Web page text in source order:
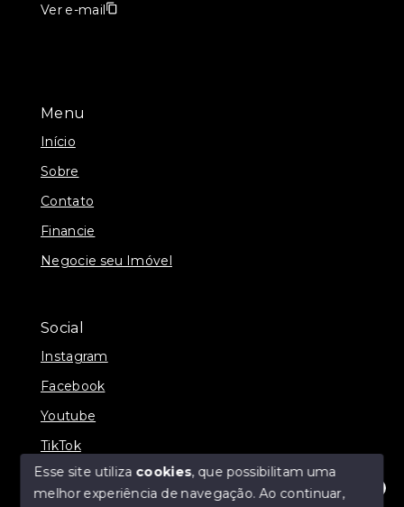
Menu
Início
Sobre
Contato
Financie
Negocie seu Imóvel
Social
Instagram
Facebook
Youtube
TikTok
Ver e-mail
Esse site utiliza cookies, que possibilitam uma
melhor experiência de navegação.Ao continuar,